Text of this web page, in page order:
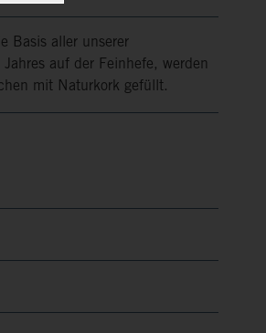
Basis aller unserer
auf der Feinhefe, werden
mit Naturkork gefüllt.